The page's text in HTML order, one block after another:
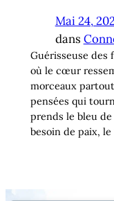
Mai 24,
dans
Guérisseuse des
où le cœur
morceaux
pensées qui
prends le bleu
besoin de paix,